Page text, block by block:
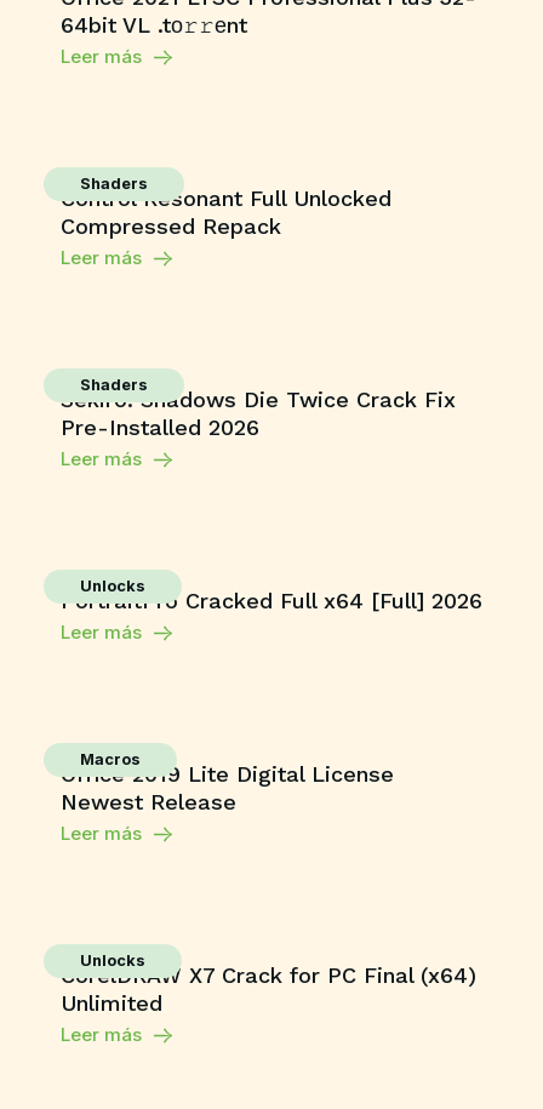
64bit VL .tо𝚛𝚛еnt
Leer más
Shaders
Control Resonant Full Unlocked
Compressed Repack
Leer más
Shaders
Sekiro: Shadows Die Twice Crack Fix
Pre-Installed 2026
Leer más
Unlocks
PortraitPro Cracked Full x64 [Full] 2026
Leer más
Macros
Office 2019 Lite Digital License
Newest Release
Leer más
Unlocks
CorelDRAW X7 Crack for PC Final (x64)
Unlimited
Leer más